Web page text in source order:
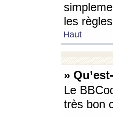
les
Haut
»
Le
très bon